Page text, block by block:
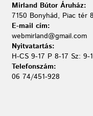
Mirland Bútor Áruház:
7150 Bonyhád, Piac tér
E-mail cím:
webmirland@gmail.com
Nyitvatartás:
H-CS 9-17 P 8-17 Sz:
Telefonszám:
06 74/451-928